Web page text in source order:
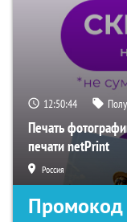
12:50:42
Печать
печати netPrint
Россия
Промокод